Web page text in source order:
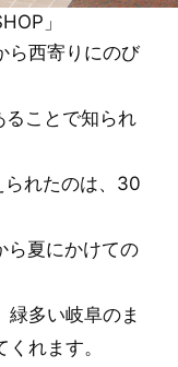
」
ら西寄りにのび
ことで知られ
られたのは、30
ら夏にかけての
緑多い岐阜のま
れます。